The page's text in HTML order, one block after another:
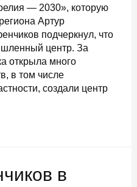
— 2030», которую
Артур
подчеркнул, что
центр. За
открыла много
в том числе
создали центр
в